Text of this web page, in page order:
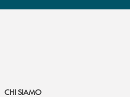
CHI SIAMO